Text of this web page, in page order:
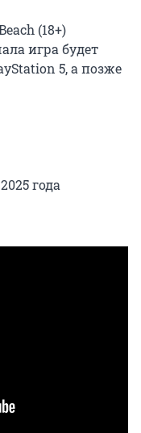
(18+)
игра будет
5, а позже
года